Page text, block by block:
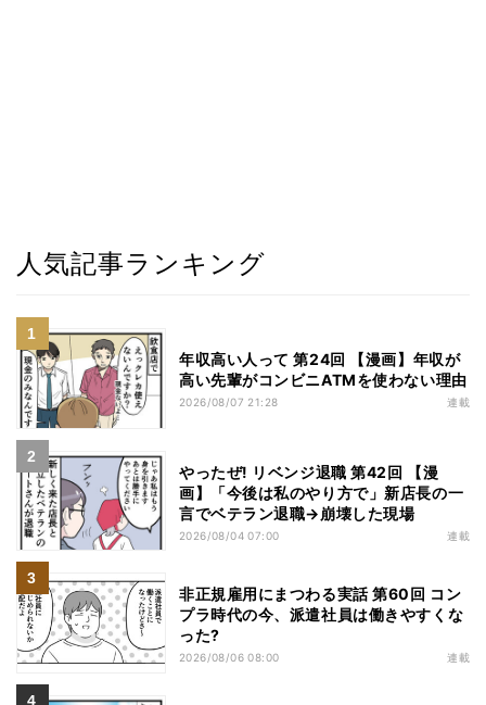
人気記事ランキング
年収高い人って 第24回 【漫画】年収が
高い先輩がコンビニATMを使わない理由
2026/08/07 21:28 連載
やったぜ! リベンジ退職 第42回 【漫
画】「今後は私のやり方で」新店長の一
言でベテラン退職→崩壊した現場
2026/08/04 07:00 連載
非正規雇用にまつわる実話 第60回 コン
プラ時代の今、派遣社員は働きやすくな
った?
2026/08/06 08:00 連載